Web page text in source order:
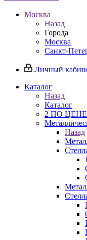
Москва
Назад
Города
Москва
Санкт-
Личный
Каталог
Назад
Каталог
2 ПО
Назад